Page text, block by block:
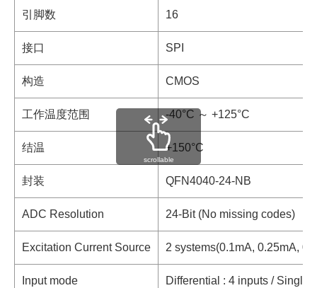
引脚数 16
接口 SPI
构造 CMOS
工作温度范围 -40°C ～ +125°C
结温 +150°C
封装 QFN4040-24-NB
ADC Resolution 24-Bit (No missing codes)
Excitation Current Source 2 systems(0.1mA, 0.25mA,
Input mode Differential : 4 inputs /
scrollable